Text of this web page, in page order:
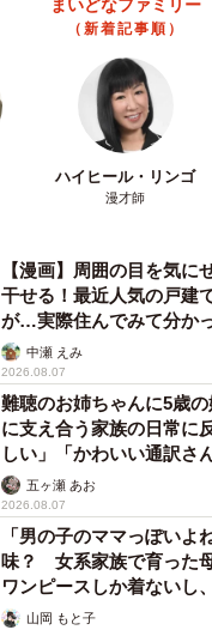
まいどなファミリー
（新着記事順）
ハイヒール・リンゴ
漫才師
【漫画】周囲の目を気に
干せる！最近人気の戸
が…実際住んでみて分か
中瀬 えみ
2026.08.07
難聴のお姉ちゃんに5歳
に支え合う家族の日常に
しい」「かわいい通訳さん
五ヶ瀬 あお
2026.08.07
「男の子のママっぽいよ
味？ 女系家族で育った
ワンピースしか着ない
へんが…
山岡 もと子